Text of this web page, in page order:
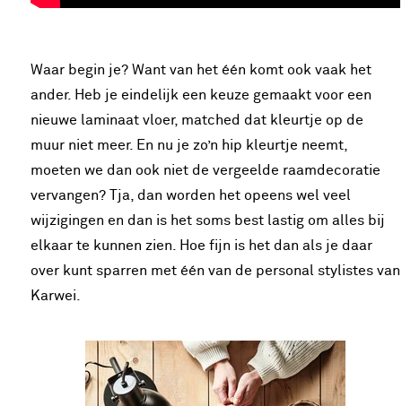
Waar begin je? Want van het één komt ook vaak het
ander. Heb je eindelijk een keuze gemaakt voor een
nieuwe laminaat vloer, matched dat kleurtje op de
muur niet meer. En nu je zo’n hip kleurtje neemt,
moeten we dan ook niet de vergeelde raamdecoratie
vervangen? Tja, dan worden het opeens wel veel
wijzigingen en dan is het soms best lastig om alles bij
elkaar te kunnen zien. Hoe fijn is het dan als je daar
over kunt sparren met één van de personal stylistes van
Karwei.